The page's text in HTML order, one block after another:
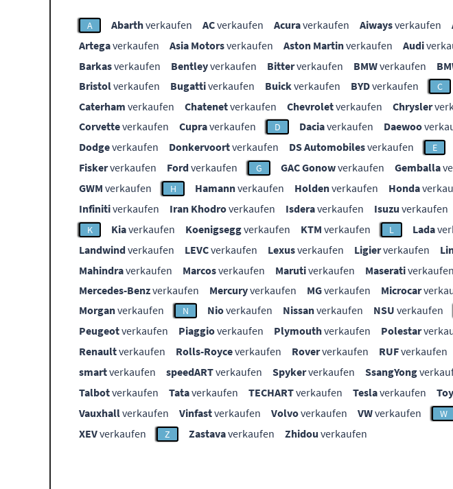
A Abarthverkaufen ACverkaufen Acuraverkaufen Aiwaysverkaufen
Artegaverkaufen Asia Motorsverkaufen Aston Martinverkaufen Audi
Barkasverkaufen Bentleyverkaufen Bitterverkaufen BMWverkaufen
Bristolverkaufen Bugattiverkaufen Buickverkaufen BYDverkaufen C
Caterham verkaufen Chatenetverkaufen Chevroletverkaufen Chrysler
Corvetteverkaufen Cupraverkaufen D Daciaverkaufen Daewoo
Dodgeverkaufen Donkervoortverkaufen DS Automobilesverkaufen E
Fiskerverkaufen Fordverkaufen G GAC Gonowverkaufen Gemballa
GWM verkaufen H Hamannverkaufen Holdenverkaufen Honda
Infinitiverkaufen Iran Khodroverkaufen Isderaverkaufen Isuzu verkaufen
K Kiaverkaufen Koenigseggverkaufen KTM verkaufen L Lada
Landwindverkaufen LEVCverkaufen Lexusverkaufen Ligierverkaufen
Mahindraverkaufen Marcosverkaufen Marutiverkaufen Maserativerkaufen
Mercedes-Benzverkaufen Mercuryverkaufen MGverkaufen Microcar
Morganverkaufen N Nioverkaufen Nissanverkaufen NSU verkaufen
Peugeotverkaufen Piaggioverkaufen Plymouthverkaufen Polestar
Renaultverkaufen Rolls-Royceverkaufen Roververkaufen RUFverkaufen
smartverkaufen speedARTverkaufen Spykerverkaufen SsangYong
Talbotverkaufen Tataverkaufen TECHARTverkaufen Teslaverkaufen
Vauxhallverkaufen Vinfastverkaufen Volvoverkaufen VWverkaufen W
XEVverkaufen Z Zastavaverkaufen Zhidou verkaufen